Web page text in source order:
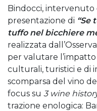
Bindocci, intervenuto
presentazione di “Se
tuffo nel bicchiere
realizzata
per valutare
culturali, turistici e di
scomparsa del vino
focus su 3 wine
trazione enologica: